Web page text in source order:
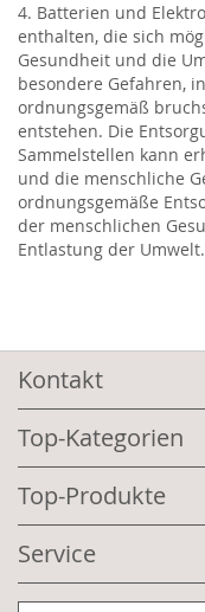
4. Batterien und
enthalten, die sich
Gesundheit und die
besondere Gefahren,
ordnungsgemäß
entstehen. Die
Sammelstellen kann
und die menschliche
ordnungsgemäße
der menschlichen
Entlastung der Umwelt.
Kontakt
Top-Kategorien
Top-Produkte
Service